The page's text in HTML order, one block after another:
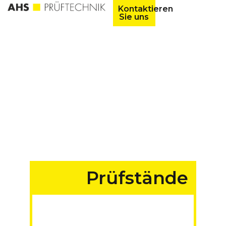
Kontaktieren
Sie uns
Prüfstände